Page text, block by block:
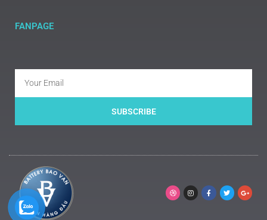
FANPAGE
SUBSCRIBE